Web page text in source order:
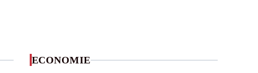
ECONOMIE